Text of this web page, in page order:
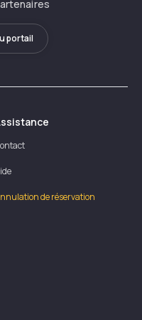
portail
de réservation